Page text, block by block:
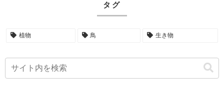
タグ
植物 鳥 生き物